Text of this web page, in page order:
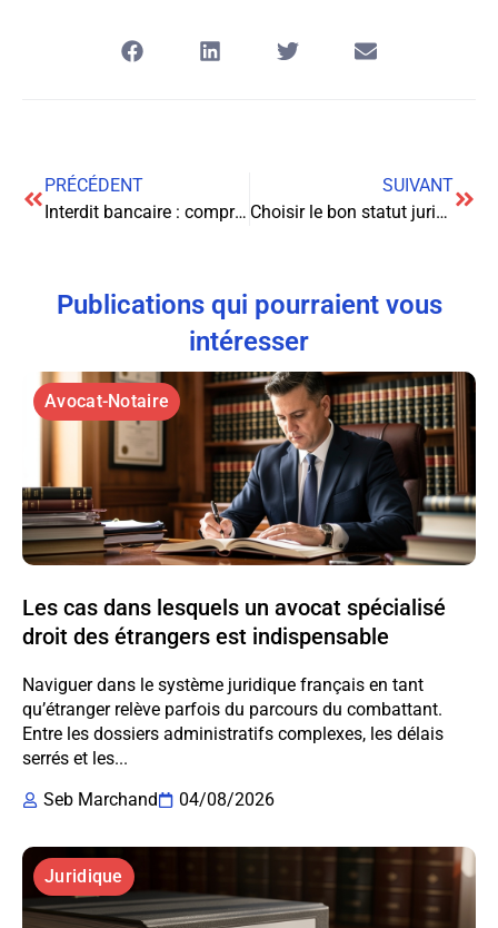
PRÉCÉDENT
Interdit bancaire : comprendre et sortir de cette situation délicate
SUIVANT
Choisir le bon statut juridique pour votre entreprise : un enjeu crucial pour votre succès
Publications qui pourraient vous
intéresser
Avocat-Notaire
Les cas dans lesquels un avocat spécialisé
droit des étrangers est indispensable
Naviguer dans le système juridique français en tant
qu’étranger relève parfois du parcours du combattant.
Entre les dossiers administratifs complexes, les délais
serrés et les...
Seb Marchand
04/08/2026
Juridique